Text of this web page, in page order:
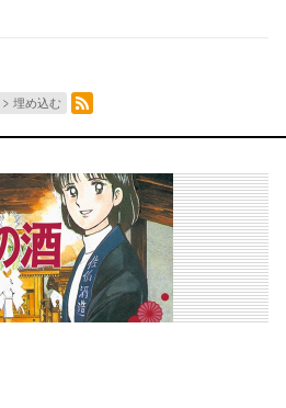
埋め込む
RSSフィード